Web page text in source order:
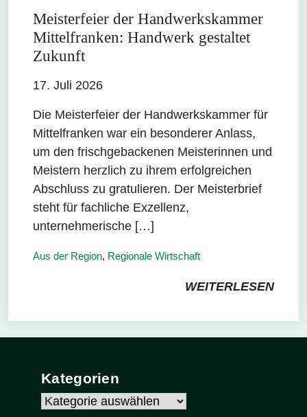
Meisterfeier der Handwerkskammer
Mittelfranken: Handwerk gestaltet
Zukunft
17. Juli 2026
Die Meisterfeier der Handwerkskammer für
Mittelfranken war ein besonderer Anlass,
um den frischgebackenen Meisterinnen und
Meistern herzlich zu ihrem erfolgreichen
Abschluss zu gratulieren. Der Meisterbrief
steht für fachliche Exzellenz,
unternehmerische […]
Aus der Region, Regionale Wirtschaft
WEITERLESEN
Kategorien
Kategorien